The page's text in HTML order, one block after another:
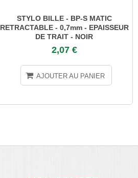
STYLO BILLE - BP-S MATIC
RETRACTABLE - 0,7mm - EPAISSEUR
DE TRAIT - NOIR
2,07 €
AJOUTER AU PANIER